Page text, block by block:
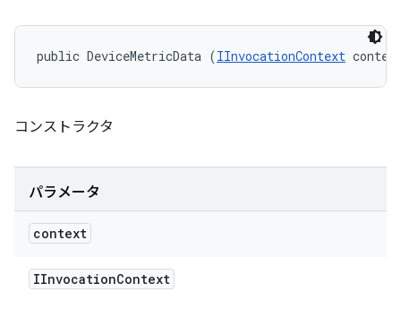
public DeviceMetricData (IInvocationContext
コンストラクタ
パラメータ
context
IInvocationContext